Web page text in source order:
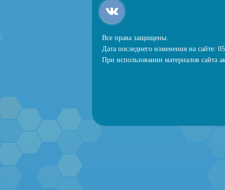
Все права защищены.
Дата последнего изменения на сайте:
При использовании материалов сайта